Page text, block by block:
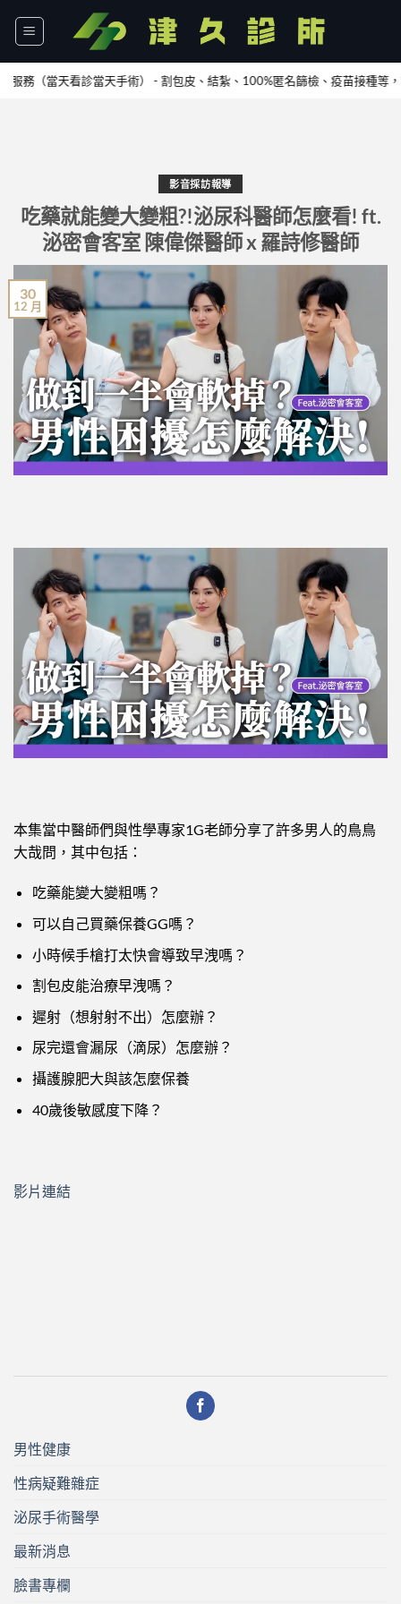
天看診當天手術） - 割包皮、結紮、100%匿名篩檢、疫苗接種等，請加
影音採訪報導
吃藥就能變大變粗?!泌尿科醫師怎麼看! ft.
泌密會客室 陳偉傑醫師 x 羅詩修醫師
30
12 月
本集當中醫師們與性學專家1G老師分享了許多男人的鳥鳥
大哉問，其中包括：
吃藥能變大變粗嗎？
可以自己買藥保養GG嗎？
小時候手槍打太快會導致早洩嗎？
割包皮能治療早洩嗎？
遲射（想射射不出）怎麼辦？
尿完還會漏尿（滴尿）怎麼辦？
攝護腺肥大與該怎麼保養
40歲後敏感度下降？
影片連結
男性健康
性病疑難雜症
泌尿手術醫學
最新消息
臉書專欄